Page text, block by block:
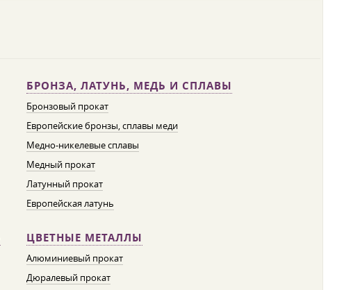
БРОНЗА, ЛАТУНЬ, МЕДЬ И СПЛАВЫ
Бронзовый прокат
Европейские бронзы, сплавы меди
Медно-никелевые сплавы
Медный прокат
Латунный прокат
Европейская латунь
ЦВЕТНЫЕ МЕТАЛЛЫ
Алюминиевый прокат
Дюралевый прокат